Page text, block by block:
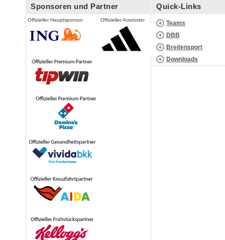
Sponsoren und Partner
Offizieller Hauptsponsor Offizieller Ausrüster
Quick-Links
Teams
DBB
Breitensport
Downloads